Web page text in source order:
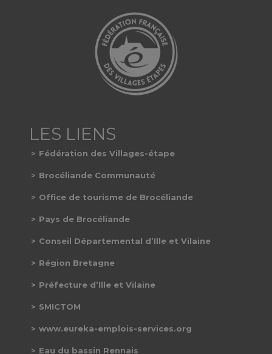
Fédération des Villages-étape
Brocéliande Communauté
Office de tourisme de Brocéliande
Pays de Brocéliande
Conseil Départemental d’Ille et Vilaine
Région Bretagne
Préfecture d’Ille et Vilaine
SMICTOM
www.eureka-emplois-services.org
Eau du bassin Rennais